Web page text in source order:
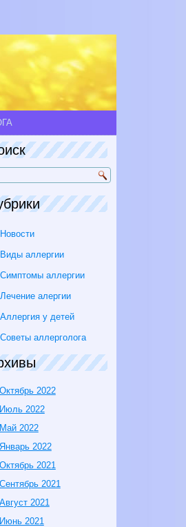
Новости
Виды аллергии
Симптомы аллергии
Лечение алергии
Аллергия у детей
Советы аллерголога
Октябрь 2022
Июль 2022
Май 2022
Январь 2022
Октябрь 2021
Сентябрь 2021
Август 2021
Июнь 2021